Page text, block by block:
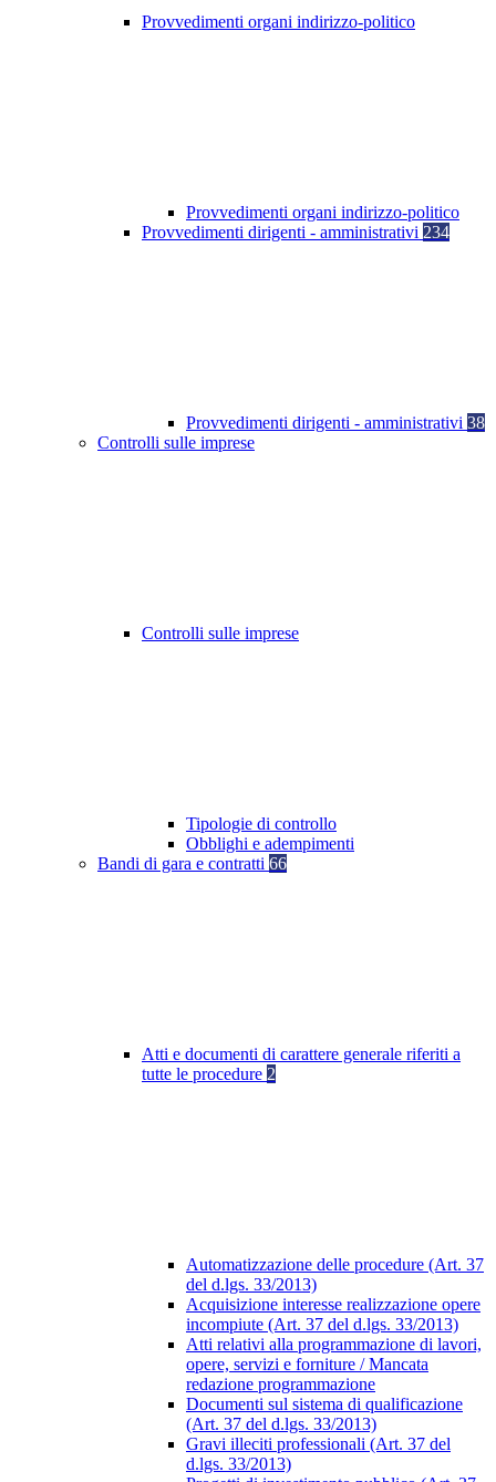
Provvedimenti organi indirizzo-politico
Provvedimenti organi indirizzo-politico
Provvedimenti dirigenti - amministrativi 234
Provvedimenti dirigenti - amministrativi 38
Controlli sulle imprese
Controlli sulle imprese
Tipologie di controllo
Obblighi e adempimenti
Bandi di gara e contratti 66
Atti e documenti di carattere generale riferiti a
tutte le procedure 2
Automatizzazione delle procedure (Art. 37
del d.lgs. 33/2013)
Acquisizione interesse realizzazione opere
incompiute (Art. 37 del d.lgs. 33/2013)
Atti relativi alla programmazione di lavori,
opere, servizi e forniture / Mancata
redazione programmazione
Documenti sul sistema di qualificazione
(Art. 37 del d.lgs. 33/2013)
Gravi illeciti professionali (Art. 37 del
d.lgs. 33/2013)